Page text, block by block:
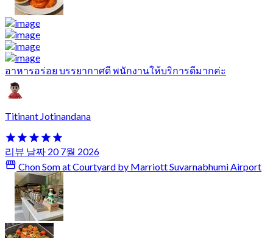
อาหารอร่อย บรรยากาศดี พนักงานให้บริการดีมากค่ะ
Titinant Jotinandana
리뷰 날짜 20 7월 2026
Chon Som at Courtyard by Marriott Suvarnabhumi Airport